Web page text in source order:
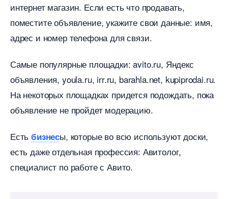
интернет магазин. Если есть что продавать,
поместите объявление, укажите свои данные: имя,
адрес и номер телефона для связи.
Самые популярные площадки: avito.ru, Яндекс
объявления, youla.ru, irr.ru, barahla.net, kupiprodai.ru.
На некоторых площадках придется подождать, пока
объявление не пройдет модерацию.
Естьизнесы, которые во всю используют доски,
есть даже отдельная профессия: Авитолог,
специалист по работе с Авито.